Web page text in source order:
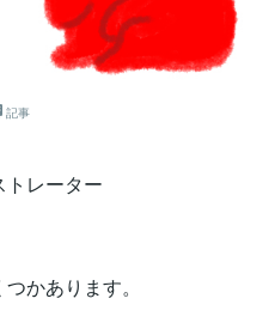
記事
レーター
かあります。